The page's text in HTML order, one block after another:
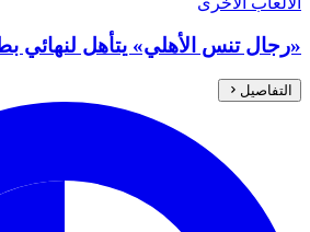
«رجال تنس الأهلي» يتأهل لنهائي
التفاصيل